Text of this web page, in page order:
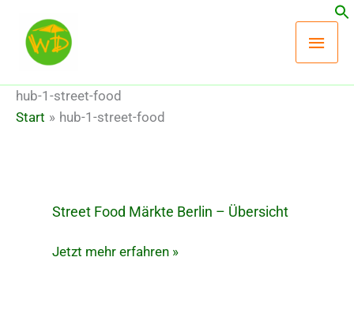
Inhalt
springen
hub-1-street-food
Start
hub-1-street-food
Street Food Märkte Berlin – Übersicht
Street
Märkte
Jetzt mehr erfahren »